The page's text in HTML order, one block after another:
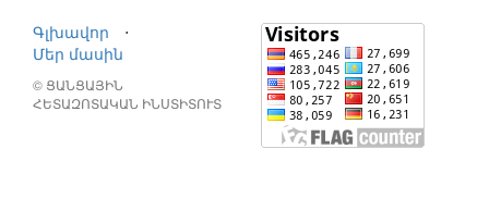
Գլխավոր
⋅
Մեր մասին
© ՑԱՆՑԱՅԻՆ
ՀԵՏԱԶՈՏԱԿԱՆ ԻՆՍՏԻՏՈՒՏ